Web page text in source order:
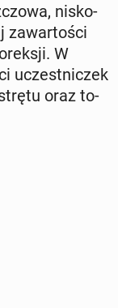
ni­sko­
za­war­to­ści
W
uczest­ni­czek
oraz to­